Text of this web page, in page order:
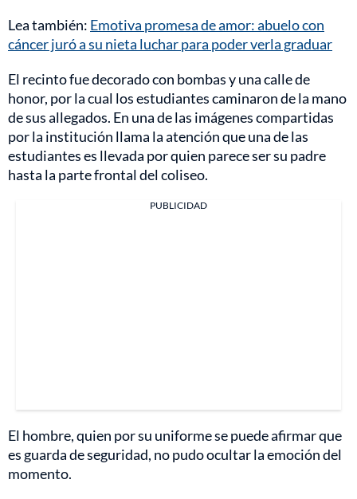
Lea también: Emotiva promesa de amor: abuelo con
cáncer juró a su nieta luchar para poder verla graduar
El recinto fue decorado con bombas y una calle de
honor, por la cual los estudiantes caminaron de la mano
de sus allegados. En una de las imágenes compartidas
por la institución llama la atención que una de las
estudiantes es llevada por quien parece ser su padre
hasta la parte frontal del coliseo.
PUBLICIDAD
El hombre, quien por su uniforme se puede afirmar que
es guarda de seguridad, no pudo ocultar la emoción del
momento.